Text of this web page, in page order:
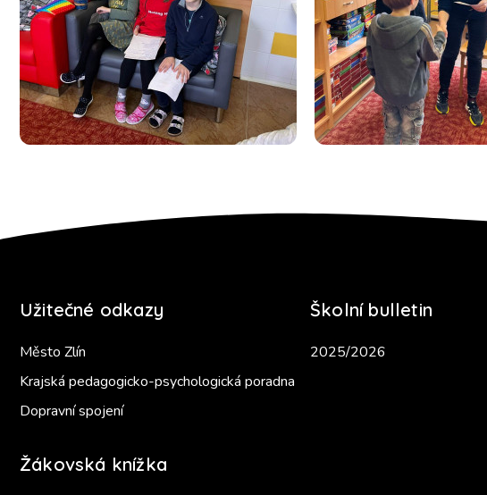
Užitečné odkazy
Město Zlín
Krajská pedagogicko-psychologická poradna
Dopravní spojení
Žákovská knížka
Školní bulletin
2025/2026